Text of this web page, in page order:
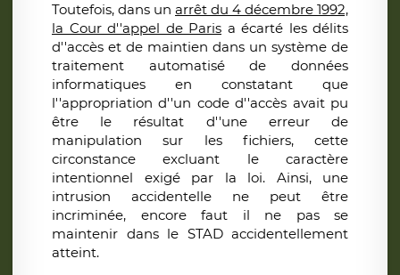
Toutefois, dans un arrêt du 4 décembre 1992,
la Cour d''appel de Paris a écarté les délits
d''accès et de maintien dans un système de
traitement automatisé de données
informatiques en constatant que
l''appropriation d''un code d''accès avait pu
être le résultat d''une erreur de
manipulation sur les fichiers, cette
circonstance excluant le caractère
intentionnel exigé par la loi. Ainsi, une
intrusion accidentelle ne peut être
incriminée, encore faut il ne pas se
maintenir dans le STAD accidentellement
atteint.